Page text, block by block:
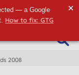
— a Google
How to fix: GTG
✕
2008